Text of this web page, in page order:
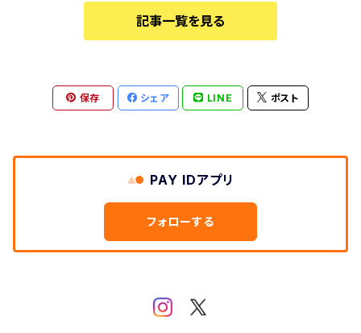
記事一覧を見る
保存 シェア LINE ポスト
PAY IDアプリ
フォローする